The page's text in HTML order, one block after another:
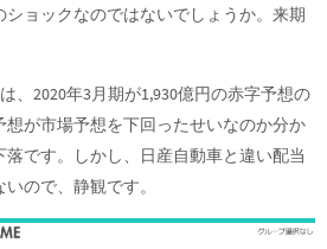
ョックなのではないでしょうか。来期
、2020年3月期が1,930億円の赤字予想の
が市場予想を下回ったせいなのか分か
落です。しかし、日産自動車と違い配当
ので、静観です。